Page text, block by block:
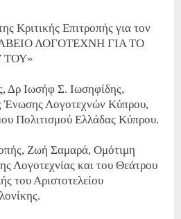
Κριτικής Επιτροπής για τον
ΛΟΓΟΤΕΧΝΗ ΓΙΑ ΤΟ
ΤΟΥ»
Δρ Ιωσήφ Σ. Ιωσηφίδης,
Ένωσης Λογοτεχνών Κύπρου,
Πολιτισμού Ελλάδας Κύπρου.
Ζωή Σαμαρά, Ομότιμη
Λογοτεχνίας και του Θεάτρου
του Αριστοτελείου